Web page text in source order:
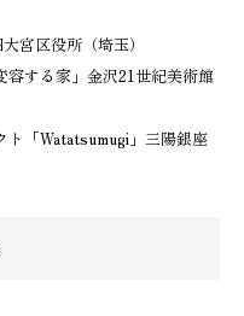
宮区役所（埼玉）
する家」金沢21世紀美術館
「Watatsumugi」三陽銀座